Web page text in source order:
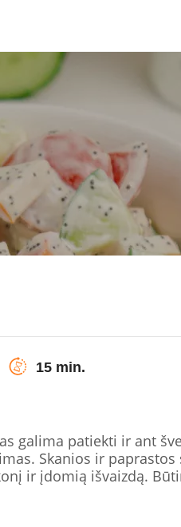
15 min.
galima patiekti ir ant
Skanios ir
ir įdomią išvaizdą.